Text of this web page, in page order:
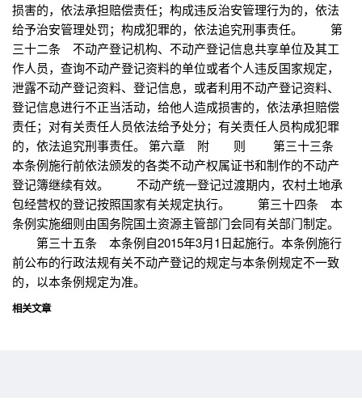
损害的，依法承担赔偿责任；构成违反治安管理行为的，依法
给予治安管理处罚；构成犯罪的，依法追究刑事责任。 第
三十二条 不动产登记机构、不动产登记信息共享单位及其工
作人员，查询不动产登记资料的单位或者个人违反国家规定，
泄露不动产登记资料、登记信息，或者利用不动产登记资料、
登记信息进行不正当活动，给他人造成损害的，依法承担赔偿
责任；对有关责任人员依法给予处分；有关责任人员构成犯罪
的，依法追究刑事责任。 第六章 附 则 第三十三条
本条例施行前依法颁发的各类不动产权属证书和制作的不动产
登记簿继续有效。 不动产统一登记过渡期内，农村土地承
包经营权的登记按照国家有关规定执行。 第三十四条 本
条例实施细则由国务院国土资源主管部门会同有关部门制定。
第三十五条 本条例自2015年3月1日起施行。本条例施行
前公布的行政法规有关不动产登记的规定与本条例规定不一致
的，以本条例规定为准。
相关文章